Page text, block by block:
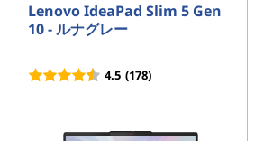
Lenovo IdeaPad Slim 5 Gen
10 - ルナグレー
4.5 (178)